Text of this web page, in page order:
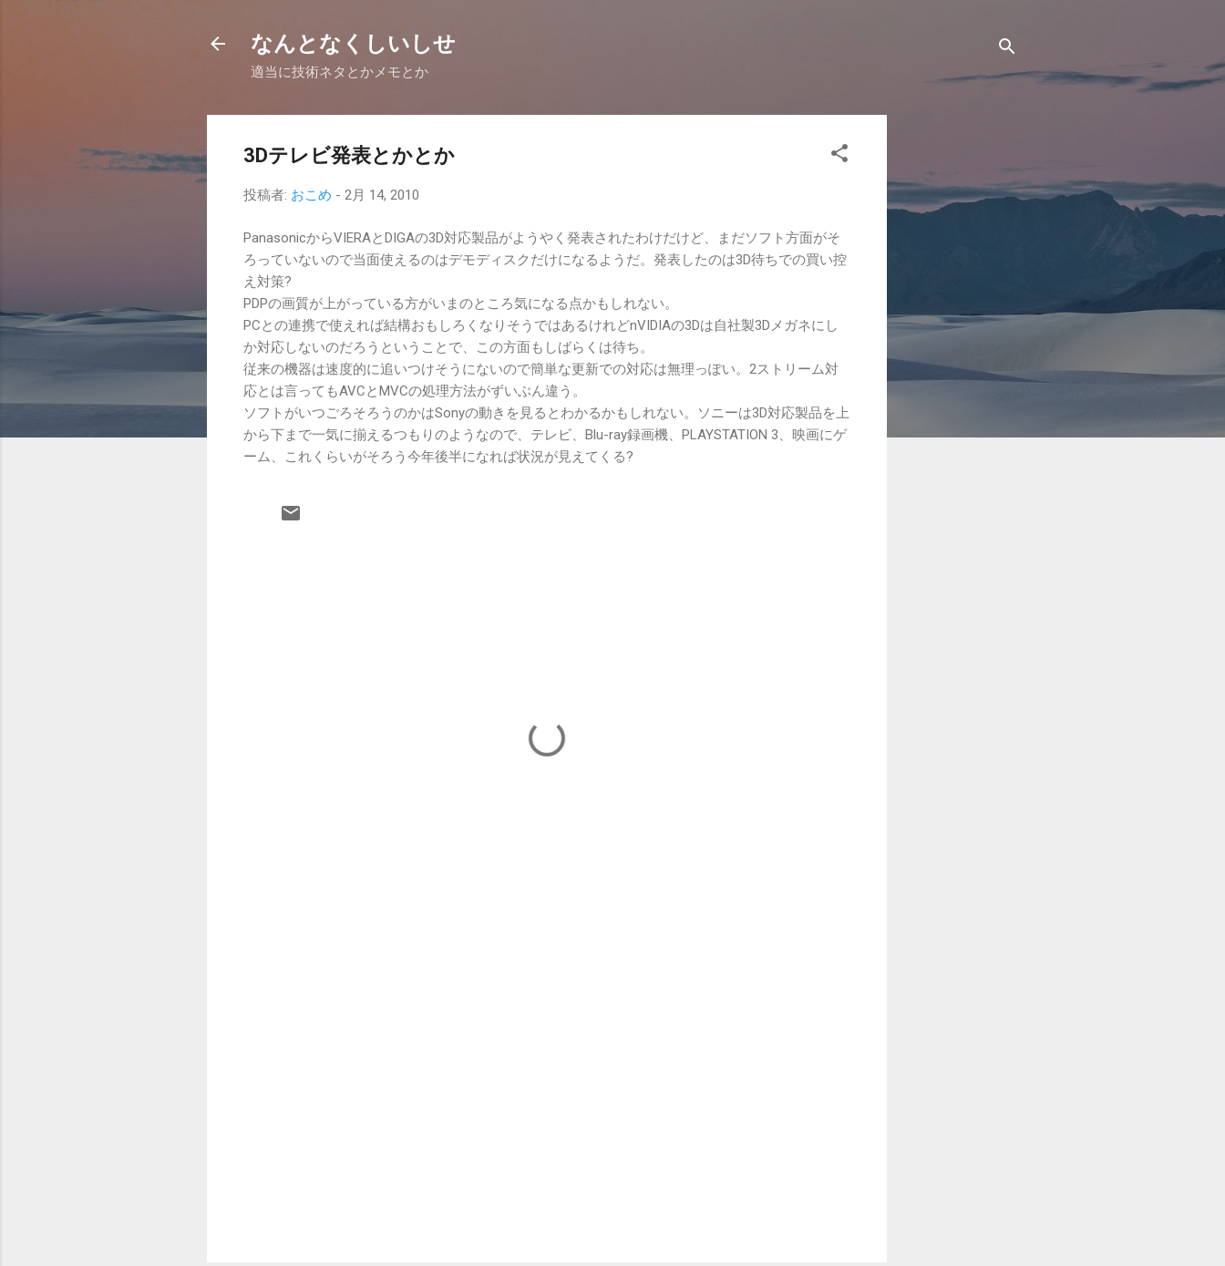
なんとなくしいしせ
適当に技術ネタとかメモとか
3Dテレビ発表とかとか
投稿者: おこめ - 2月 14, 2010
PanasonicからVIERAとDIGAの3D対応製品がようやく発表されたわけだけど、まだソフト方面がそ
ろっていないので当面使えるのはデモディスクだけになるようだ。発表したのは3D待ちでの買い控
え対策?
PDPの画質が上がっている方がいまのところ気になる点かもしれない。
PCとの連携で使えれば結構おもしろくなりそうではあるけれどnVIDIAの3Dは自社製3Dメガネにし
か対応しないのだろうということで、この方面もしばらくは待ち。
従来の機器は速度的に追いつけそうにないので簡単な更新での対応は無理っぽい。2ストリーム対
応とは言ってもAVCとMVCの処理方法がずいぶん違う。
ソフトがいつごろそろうのかはSonyの動きを見るとわかるかもしれない。ソニーは3D対応製品を上
から下まで一気に揃えるつもりのようなので、テレビ、Blu-ray録画機、PLAYSTATION 3、映画にゲ
ーム、これくらいがそろう今年後半になれば状況が見えてくる?